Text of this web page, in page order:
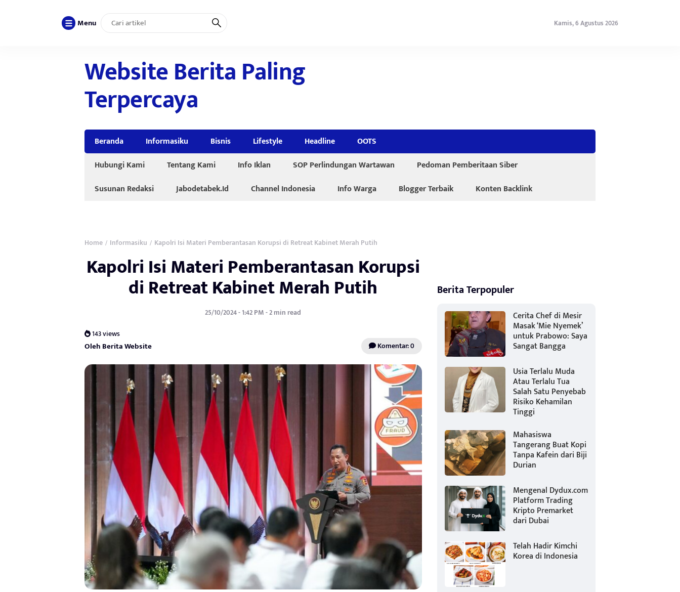
Menu Kamis, 6 Agustus 2026
Website Berita Paling
Terpercaya
Beranda Informasiku Bisnis Lifestyle Headline
OOTS
Hubungi Kami
Tentang Kami Info Iklan SOP Perlindungan Wartawan
Pedoman Pemberitaan Siber
Susunan Redaksi
Jabodetabek.Id Channel Indonesia Info Warga Blogger Terbaik Konten Backlink
Home / Informasiku / Kapolri Isi Materi Pemberantasan Korupsi di Retreat Kabinet Merah Putih
Kapolri Isi Materi Pemberantasan Korupsi
di Retreat Kabinet Merah Putih
25/10/2024 - 1:42 PM - 2 min read
143 views
Oleh Berita Website Komentar: 0
Berita Terpopuler
Cerita Chef di Mesir
Masak ‘Mie Nyemek’
untuk Prabowo: Saya
Sangat Bangga
Usia Terlalu Muda
Atau Terlalu Tua
Salah Satu Penyebab
Risiko Kehamilan
Tinggi
Mahasiswa
Tangerang Buat Kopi
Tanpa Kafein dari Biji
Durian
Mengenal Dydux.com
Platform Trading
Kripto Premarket
dari Dubai
Telah Hadir Kimchi
Korea di Indonesia